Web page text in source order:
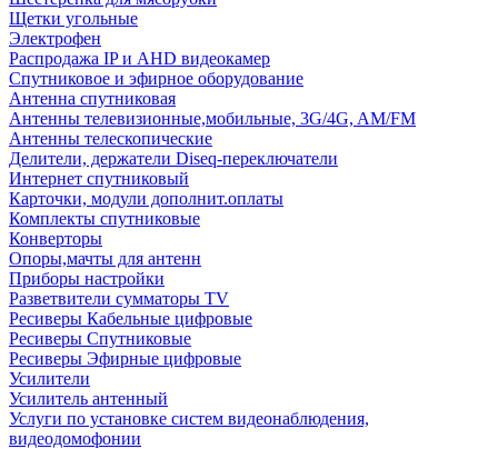
Щетки угольные
Электрофен
Распродажа IP и AHD видеокамер
Спутниковое и эфирное оборудование
Антенна спутниковая
Антенны телевизионные,мобильные, 3G/4G, AM/FM
Антенны телескопические
Делители, держатели Diseq-переключатели
Интернет спутниковый
Карточки, модули дополнит.оплаты
Комплекты спутниковые
Конверторы
Опоры,мачты для антенн
Приборы настройки
Разветвители сумматоры TV
Ресиверы Кабельные цифровые
Ресиверы Спутниковые
Ресиверы Эфирные цифровые
Усилители
Усилитель антенный
Услуги по установке систем видеонаблюдения,
видеодомофонии